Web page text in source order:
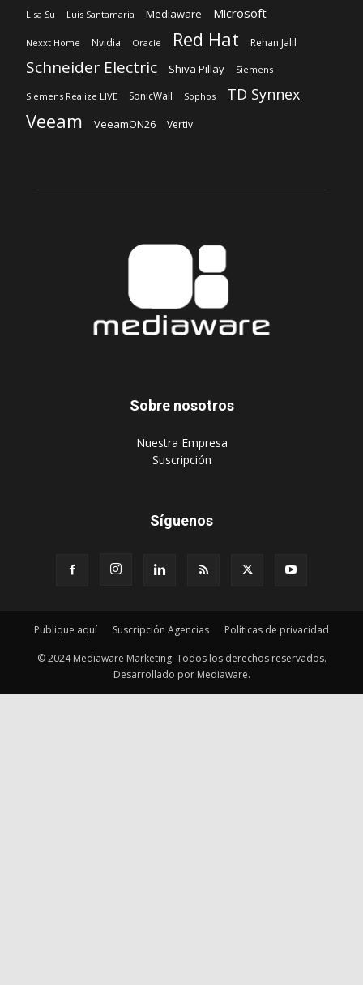
Lisa Su Luis Santamaria Mediaware Microsoft
Nexxt Home Nvidia Oracle Red Hat Rehan Jalil
Schneider Electric Shiva Pillay Siemens
Siemens Realize LIVE SonicWall Sophos TD Synnex
Veeam VeeamON26 Vertiv
Sobre nosotros
‎Nuestra Empresa
‎Suscripción
Síguenos
Publique aquí Suscripción Agencias Políticas de privacidad
© 2024 Mediaware Marketing. Todos los derechos reservados.
Desarrollado por Mediaware.